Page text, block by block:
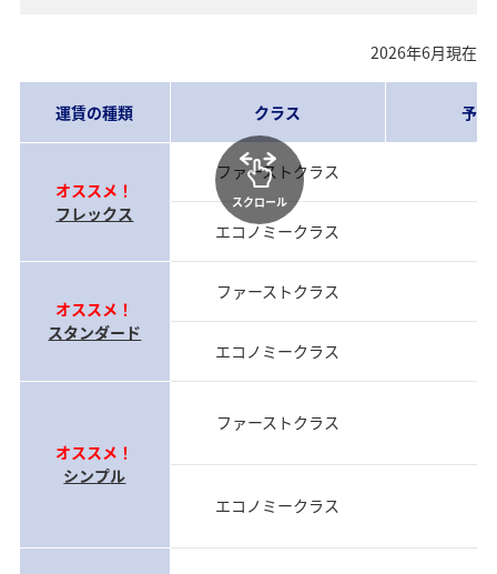
2026年6月現在
運賃の種類 クラス 予
オススメ！
フレックス
ファーストクラス
エコノミークラス
オススメ！
スタンダード
ファーストクラス
エコノミークラス
オススメ！
シンプル
ファーストクラス
エコノミークラス
スクロール